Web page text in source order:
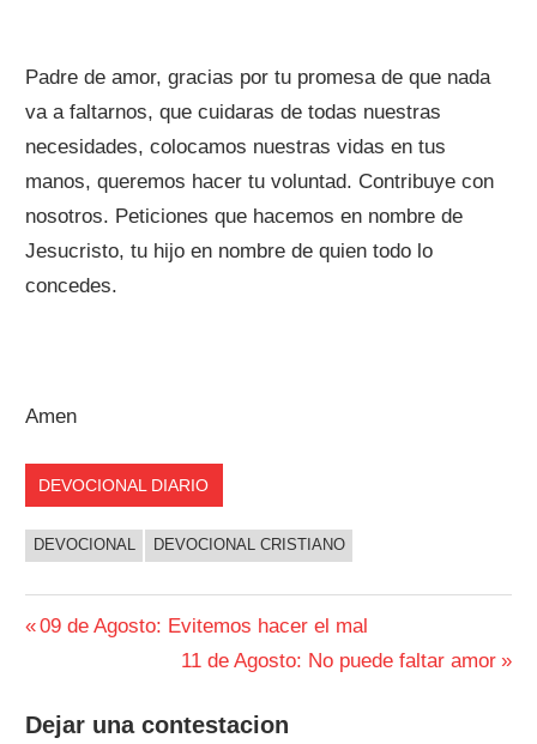
Padre de amor, gracias por tu promesa de que nada
va a faltarnos, que cuidaras de todas nuestras
necesidades, colocamos nuestras vidas en tus
manos, queremos hacer tu voluntad. Contribuye con
nosotros. Peticiones que hacemos en nombre de
Jesucristo, tu hijo en nombre de quien todo lo
concedes.
Amen
DEVOCIONAL DIARIO
DEVOCIONAL DEVOCIONAL CRISTIANO
Navegación
entradas
Entrada
09 de Agosto: Evitemos hacer el mal
Siguiente
11 de Agosto: No puede faltar amor
Dejar una contestacion